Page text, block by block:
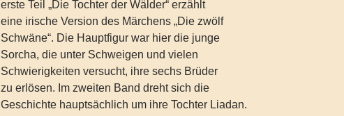
erste Teil „Die Tochter der Wälder“ erzählt
eine irische Version des Märchens „Die zwölf
Schwäne“. Die Hauptfigur war hier die junge
Sorcha, die unter Schweigen und vielen
Schwierigkeiten versucht, ihre sechs Brüder
zu erlösen. Im zweiten Band dreht sich die
Geschichte hauptsächlich um ihre Tochter Liadan.